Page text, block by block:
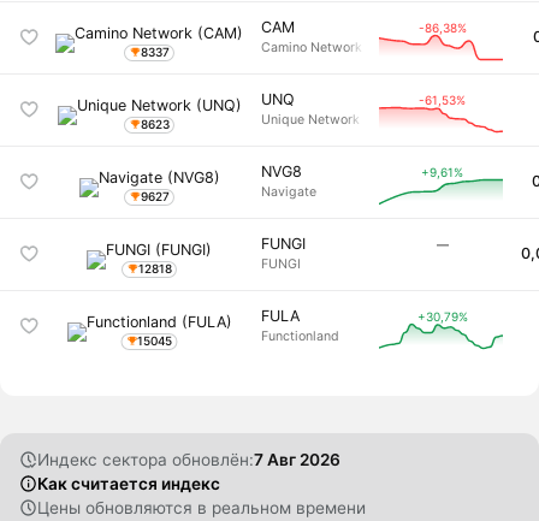
8337
CAM
Camino Network
-86,38%
8623
UNQ
Unique Network
-61,53%
9627
NVG8
Navigate
+9,61%
12818
FUNGI
FUNGI
―
15045
FULA
Functionland
+30,79%
Индекс сектора обновлён:7 Авг 2026
Как считается индекс
Цены обновляются в реальном времени